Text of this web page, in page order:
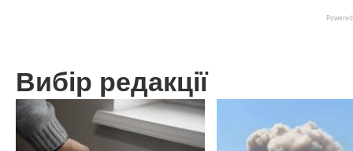
Вибір редакції